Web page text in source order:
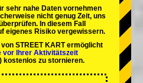
sehr nahe Daten vornehmen
nicht genug Zeit, uns
In diesem Fall
eigenes Risiko vergewissern.
STREET KART ermöglicht
vor Ihrer Aktivitätszeit
kostenlos zu stornieren.